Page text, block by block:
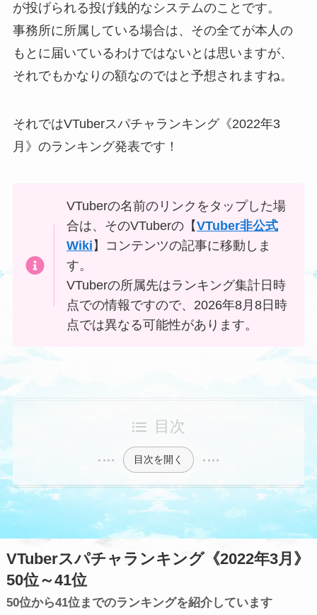
が投げられる投げ銭的なシステムのことです。
事務所に所属している場合は、その全てが本人の
もとに届いているわけではないとは思いますが、
それでもかなりの額なのではと予想されますね。
それではVTuberスパチャランキング《2022年3
月》のランキング発表です！
VTuberの名前のリンクを タップした場
合は、そのVTuberの【VTuber非公式
Wiki 】コンテンツの記事に移動しま
す。
VTuberの所属先はランキング集計日時
点での情報ですので、2026年8月8日時
点では異なる可能性があります。
目次
目次を開く
VTuberスパチャランキング《2022年3月》
50位～41位
50位から41位までのランキングを紹介しています